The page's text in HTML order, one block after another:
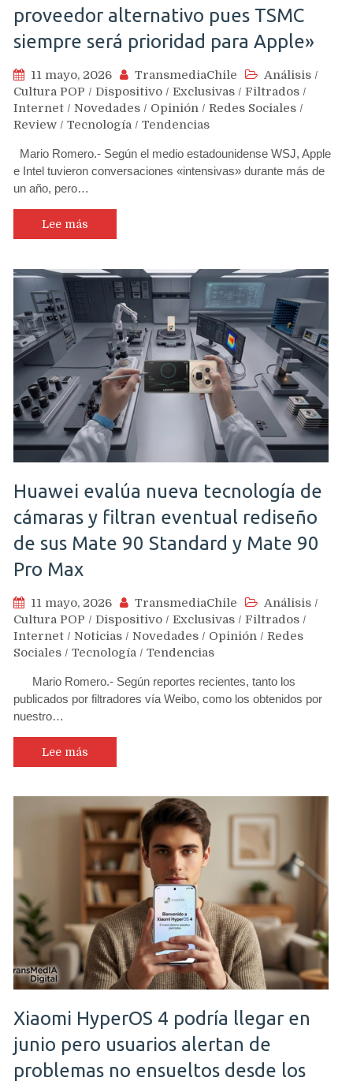
proveedor alternativo pues TSMC
siempre será prioridad para Apple»
11 mayo, 2026 TransmediaChile Análisis /
Cultura POP / Dispositivo / Exclusivas / Filtrados /
Internet / Novedades / Opinión / Redes Sociales /
Review / Tecnología / Tendencias
Mario Romero.- Según el medio estadounidense WSJ, Apple
e Intel tuvieron conversaciones «intensivas» durante más de
un año, pero…
Lee más
Huawei evalúa nueva tecnología de
cámaras y filtran eventual rediseño
de sus Mate 90 Standard y Mate 90
Pro Max
11 mayo, 2026 TransmediaChile Análisis /
Cultura POP / Dispositivo / Exclusivas / Filtrados /
Internet / Noticias / Novedades / Opinión / Redes
Sociales / Tecnología / Tendencias
Mario Romero.- Según reportes recientes, tanto los
publicados por filtradores vía Weibo, como los obtenidos por
nuestro…
Lee más
Xiaomi HyperOS 4 podría llegar en
junio pero usuarios alertan de
problemas no ensueltos desde los